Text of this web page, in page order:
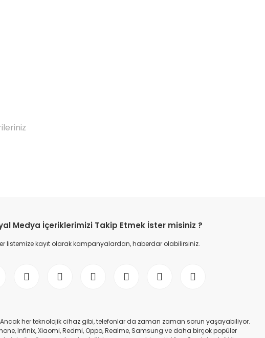
Medya İçeriklerimizi Takip Etmek İster misiniz ?
listemize kayıt olarak kampanyalardan, haberdar olabilirsiniz.
Ancak her teknolojik cihaz gibi, telefonlar da zaman zaman sorun yaşayabiliyor.
Infinix, Xiaomi, Redmi, Oppo, Realme, Samsung ve daha birçok popüler